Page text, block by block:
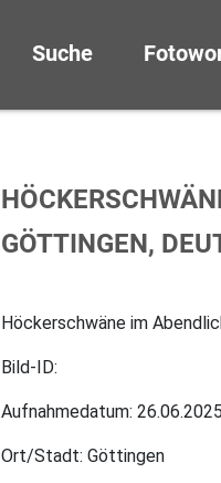
Suche
GÖTTINGEN,
Höckerschwäne im
Bild-ID:
Aufnahmedatum: 26.06.2025
Ort/Stadt: Göttingen